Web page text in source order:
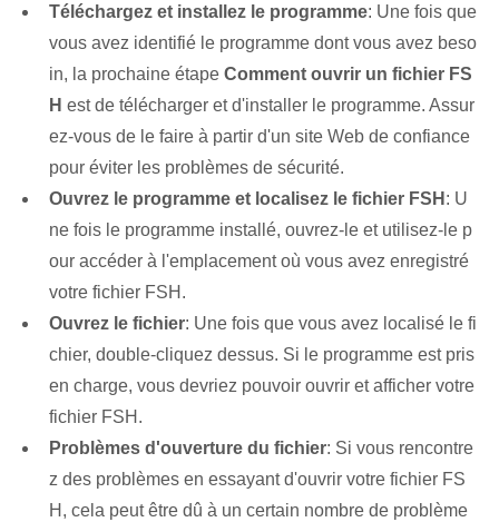
Téléchargez et installez le programme: Une fois que
vous avez identifié le programme dont vous avez beso
in, la prochaine étape Comment ouvrir un fichier FS
H est de télécharger et d'installer le programme. Assur
ez-vous de le faire à partir d'un site Web de confiance
pour éviter les problèmes de sécurité.
Ouvrez le programme et localisez le fichier FSH :⁣ U
ne fois le ⁤programme installé, ouvrez-le‌ et utilisez-le p
our accéder à l'emplacement où vous avez enregistré
votre fichier FSH.
Ouvrez le fichier: Une fois que vous avez localisé le fi
chier, double-cliquez dessus. Si le programme est pris
en charge, vous devriez pouvoir ouvrir et afficher votre
fichier FSH.
Problèmes d'ouverture du fichier: Si vous rencontre
z des problèmes en essayant d'ouvrir votre fichier FS
H, cela peut être dû à un certain nombre de problème